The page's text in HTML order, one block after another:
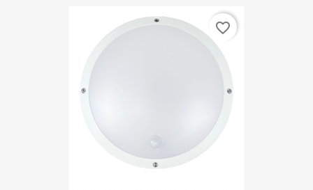
favorite_border